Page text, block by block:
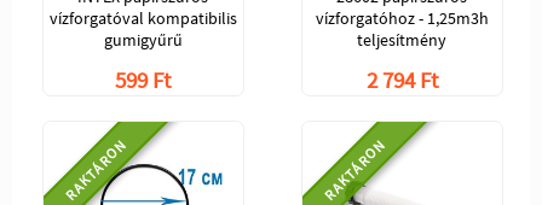
vízforgatóval kompatibilis
gumigyűrű
599 Ft
vízforgatóhoz - 1,25m3h
teljesítmény
2 794 Ft
RAKTÁRON RAKTÁRON